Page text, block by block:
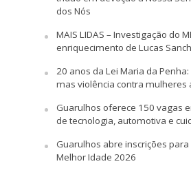
dos Nós
MAIS LIDAS – Investigação do
enriquecimento de Lucas
20 anos da Lei Maria da
mas violência contra mulheres
Guarulhos oferece 150 vagas
de tecnologia, automotiva e
Guarulhos abre inscrições para
Melhor Idade 2026